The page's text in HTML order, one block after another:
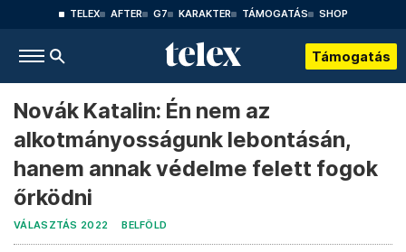
TELEX AFTER G7 KARAKTER TÁMOGATÁS SHOP
Támogatás
Novák Katalin: Én nem az
alkotmányosságunk lebontásán,
hanem annak védelme felett fogok
őrködni
VÁLASZTÁS 2022 BELFÖLD